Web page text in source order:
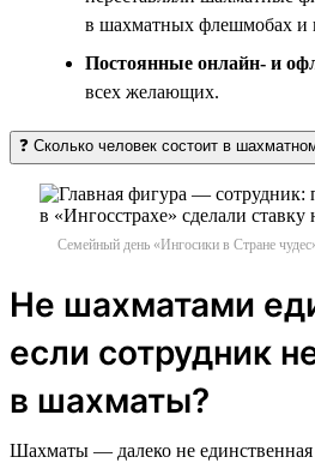
в шахматных флешмобах и
Постоянные онлайн- и
всех желающих.
❓ Сколько человек состоит в
Семейный день «Ингосики в Стране
Не шахматами
если сотрудник
в шахматы?
Шахматы — далеко не единственная